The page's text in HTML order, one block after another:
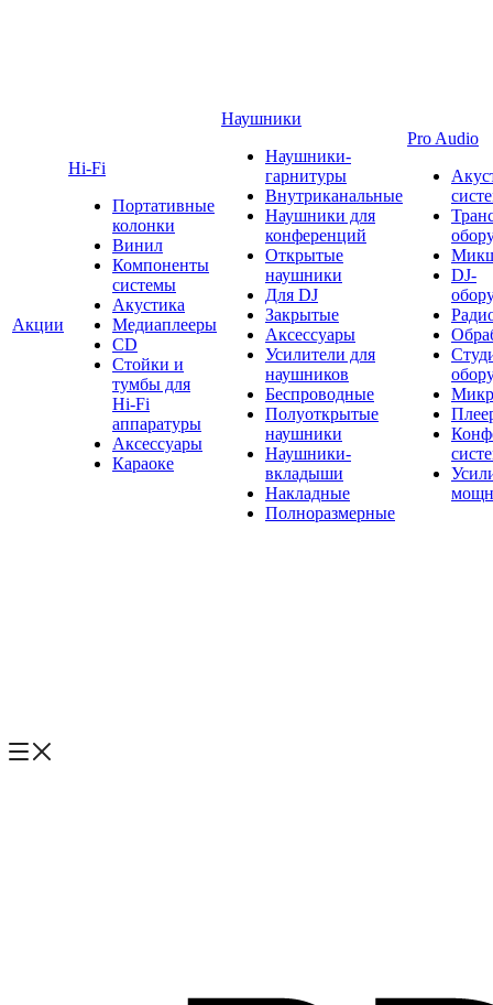
Акции
Hi-Fi
Портативные
колонки
Винил
Компоненты
системы
Акустика
Медиаплееры
CD
Стойки и
тумбы для
Hi-Fi
аппаратуры
Аксессуары
Караоке
Наушники
Наушники-
гарнитуры
Внутриканальные
Наушники для
конференций
Открытые
наушники
Для DJ
Закрытые
Аксессуары
Усилители для
наушников
Беспроводные
Полуоткрытые
наушники
Наушники-
вкладыши
Накладные
Полноразмерные
Pro Audio
DJ-